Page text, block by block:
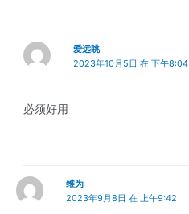
爱远眺
2023年10月5日 在 下午8:04
必须好用
维为
2023年9月8日 在 上午9:42